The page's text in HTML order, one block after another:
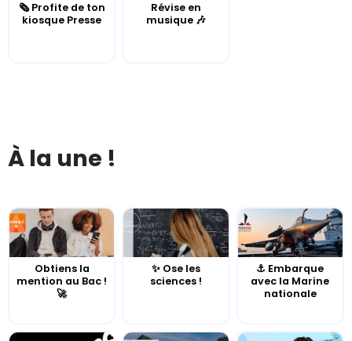
🗞️ Profite de ton
kiosque Presse
Révise en
musique 🎶
À la une !
Obtiens la
mention au Bac !
🚀
✨ Ose les
sciences !
⚓️ Embarque
avec la Marine
nationale